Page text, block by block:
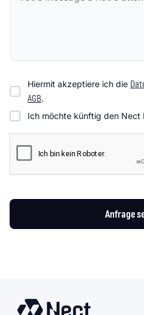
Hiermit akzeptiere ich die
AGB.
Ich möchte künftig den Nect
Anfrage